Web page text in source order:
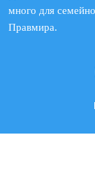
много для
Правмира.